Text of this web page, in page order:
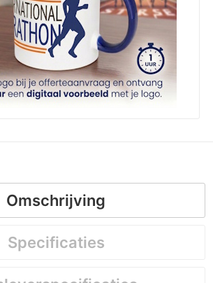
Omschrijving
Specificaties